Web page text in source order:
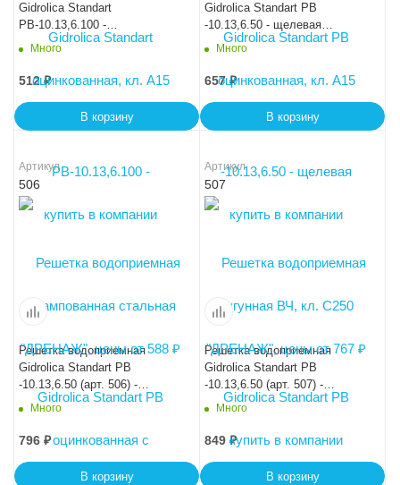
Gidrolica Standart
РВ-10.13,6.100 -
штампованная стальная
для крепления, кл. А15
Много
512₽
В корзину
Gidrolica Standart РВ
-10.13,6.50 - щелевая
чугунная ВЧ, кл. С250
Много
657₽
В корзину
Артикул
506
Решетка водоприемная
Gidrolica Standart РВ
-10.13,6.50 (арт. 506) -
щелевая чугунная ВЧ
Много
796 ₽
В корзину
Артикул
507
Решетка водоприемная
Gidrolica Standart РВ
-10.13,6.50 (арт. 507) -
яеистая чугунная ВЧ
Много
849 ₽
В корзину